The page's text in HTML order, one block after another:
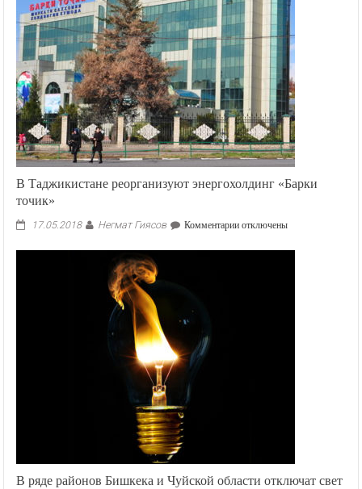
В Таджикистане реорганизуют энергохолдинг «Барки
точик»
17.05.2018 Негмат Гиясов Комментариик
В
отключены
В ряде районов Бишкека и Чуйской области отключат свет